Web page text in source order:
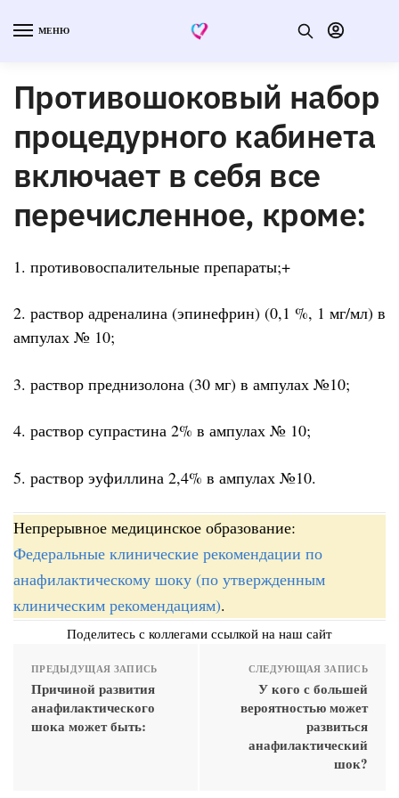
МЕНЮ
Противошоковый набор
процедурного кабинета
включает в себя все
перечисленное, кроме:
1. противовоспалительные препараты;+
2. раствор адреналина (эпинефрин) (0,1 %, 1 мг/мл) в
ампулах № 10;
3. раствор преднизолона (30 мг) в ампулах №10;
4. раствор супрастина 2% в ампулах № 10;
5. раствор эуфиллина 2,4% в ампулах №10.
Непрерывное медицинское образование:
Федеральные клинические рекомендации по
анафилактическому шоку (по утвержденным
клиническим рекомендациям).
Поделитесь с коллегами ссылкой на наш сайт
ПРЕДЫДУЩАЯ ЗАПИСЬ
Причиной развития
анафилактического
шока может быть:
СЛЕДУЮЩАЯ ЗАПИСЬ
У кого с большей
вероятностью может
развиться
анафилактический
шок?